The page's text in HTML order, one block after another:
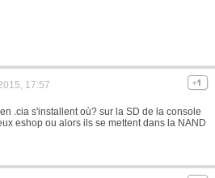
17:57
.cia s'installent où? sur la SD de la console
eshop ou alors ils se mettent dans la NAND